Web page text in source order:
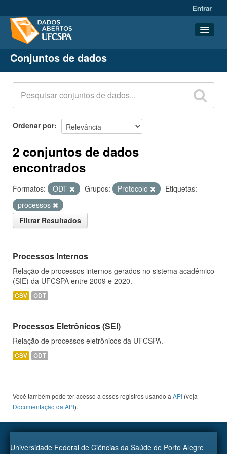
Entrar
Conjuntos de dados
Organizações
Grupos
Sobre
Conjuntos de dados
Ordenar por
2 conjuntos de dados
encontrados
Formatos: ODT Grupos: Protocolo
Etiquetas:
processos
Filtrar Resultados
Processos Internos
Relação de processos internos gerados no sistema acadêmico
(SIE) da UFCSPA entre 2009 e 2020.
CSV ODT
Processos Eletrônicos (SEI)
Relação de processos eletrônicos da UFCSPA.
CSV ODT
Você também pode ter acesso a esses registros usando a API (veja
Documentação da API).
Universidade Federal de Ciências da Saúde de Porto Alegre